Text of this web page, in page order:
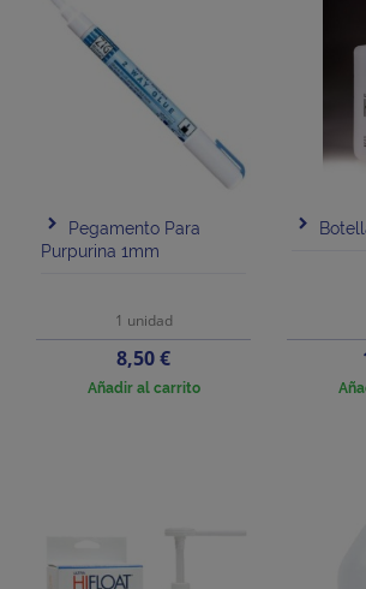
Pegamento Para
Purpurina 1mm
1 unidad
Precio
8,50 €
Añadir al carrito